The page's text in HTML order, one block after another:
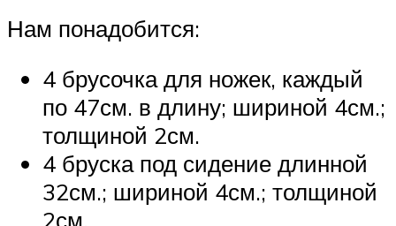
Нам понадобится:
4 брусочка для ножек, каждый
по 47см. в длину; шириной 4см.;
толщиной 2см.
4 бруска под сидение длинной
32см.; шириной 4см.; толщиной
2см.